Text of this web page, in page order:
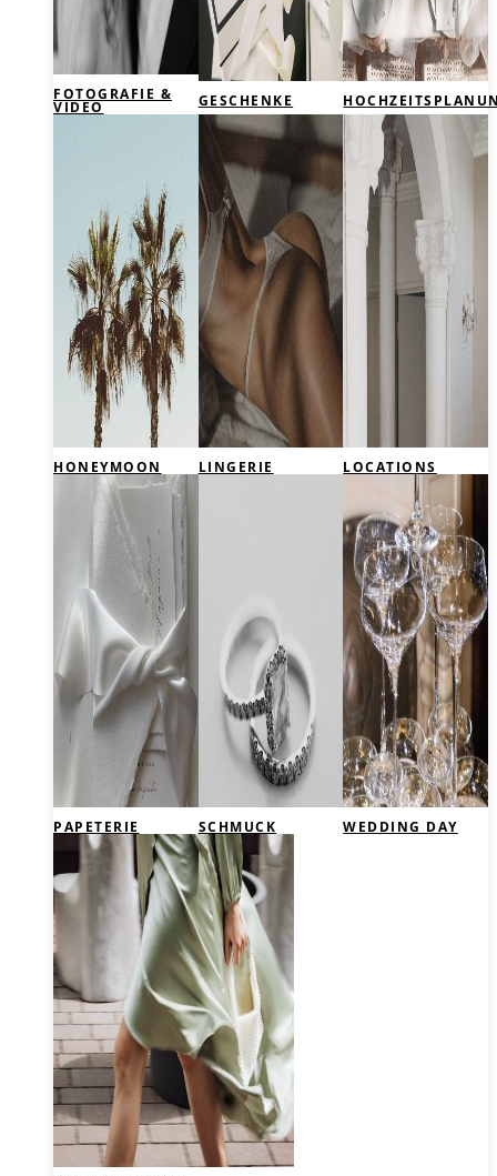
FOTOGRAFIE &
VIDEO
GESCHENKE
HONEYMOON LINGERIE LOCATIONS
PAPETERIE SCHMUCK WEDDING DAY